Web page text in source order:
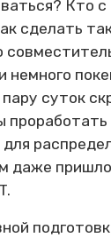
Кто
сделать
немного
суток
даже